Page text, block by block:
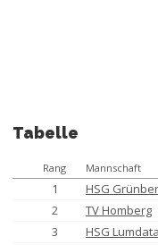
Tabelle
Rang Mannschaft
1
HSG
2
TV Homberg
3
HSG